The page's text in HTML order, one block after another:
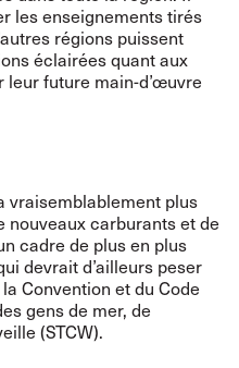
les enseignements tirés
régions puissent
éclairées quant aux
leur future main-d’œuvre
vraisemblablement plus
nouveaux carburants et de
cadre de plus en plus
devrait d’ailleurs peser
Convention et du Code
gens de mer, de
(STCW).